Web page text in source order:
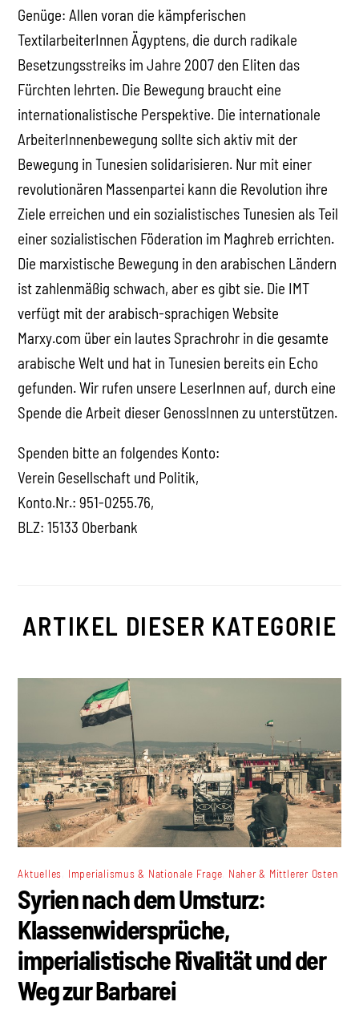
Genüge: Allen voran die kämpferischen
TextilarbeiterInnen Ägyptens, die durch radikale
Besetzungsstreiks im Jahre 2007 den Eliten das
Fürchten lehrten. Die Bewegung braucht eine
internationalistische Perspektive. Die internationale
ArbeiterInnenbewegung sollte sich aktiv mit der
Bewegung in Tunesien solidarisieren. Nur mit einer
revolutionären Massenpartei kann die Revolution ihre
Ziele erreichen und ein sozialistisches Tunesien als Teil
einer sozialistischen Föderation im Maghreb errichten.
Die marxistische Bewegung in den arabischen Ländern
ist zahlenmäßig schwach, aber es gibt sie. Die IMT
verfügt mit der arabisch-sprachigen Website
Marxy.com über ein lautes Sprachrohr in die gesamte
arabische Welt und hat in Tunesien bereits ein Echo
gefunden. Wir rufen unsere LeserInnen auf, durch eine
Spende die Arbeit dieser GenossInnen zu unterstützen.
Spenden bitte an folgendes Konto:
Verein Gesellschaft und Politik,
Konto.Nr.: 951-0255.76,
BLZ: 15133 Oberbank
ARTIKEL DIESER KATEGORIE
Aktuelles Imperialismus & Nationale Frage Naher & Mittlerer Osten
Syrien nach dem Umsturz:
Klassenwidersprüche,
imperialistische Rivalität und der
Weg zur Barbarei